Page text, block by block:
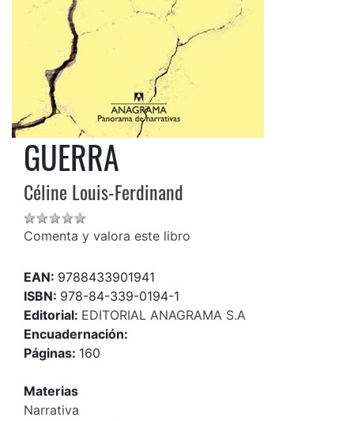
GUERRA
Céline Louis-Ferdinand
Comenta y valora este libro
EAN: 9788433901941
ISBN: 978-84-339-0194-1
Editorial: EDITORIAL ANAGRAMA S.A
Encuadernación:
Páginas: 160
Materias
Narrativa